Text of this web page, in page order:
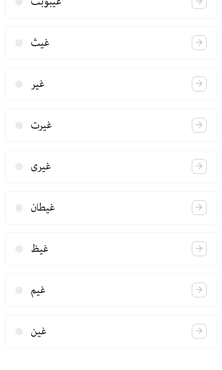
غیث
غیر
غیرت
غیری
غیطان
غیظ
غیم
غین